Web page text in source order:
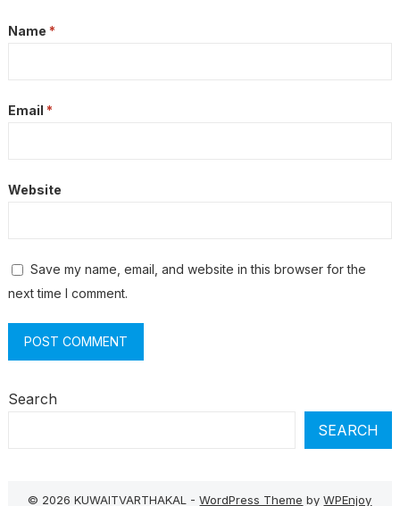
Name *
Email *
Website
Save my name, email, and website in this browser for the
next time I comment.
Search
SEARCH
© 2026 KUWAITVARTHAKAL -WordPress Theme byWPEnjoy